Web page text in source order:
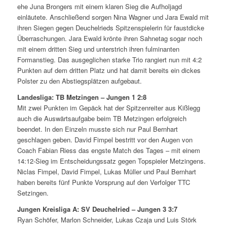
ehe Juna Brongers mit einem klaren Sieg die Aufholjagd
einläutete. Anschließend sorgen Nina Wagner und Jara Ewald mit
ihren Siegen gegen Deuchelrieds Spitzenspielerin für faustdicke
Überraschungen. Jara Ewald krönte ihren Sahnetag sogar noch
mit einem dritten Sieg und unterstrich ihren fulminanten
Formanstieg. Das ausgeglichen starke Trio rangiert nun mit 4:2
Punkten auf dem dritten Platz und hat damit bereits ein dickes
Polster zu den Abstiegsplätzen aufgebaut.
Landesliga: TB Metzingen – Jungen 1 2:8
Mit zwei Punkten im Gepäck hat der Spitzenreiter aus Kißlegg
auch die Auswärtsaufgabe beim TB Metzingen erfolgreich
beendet. In den Einzeln musste sich nur Paul Bernhart
geschlagen geben. David Fimpel bestritt vor den Augen von
Coach Fabian Riess das engste Match des Tages – mit einem
14:12-Sieg im Entscheidungssatz gegen Topspieler Metzingens.
Niclas Fimpel, David Fimpel, Lukas Müller und Paul Bernhart
haben bereits fünf Punkte Vorsprung auf den Verfolger TTC
Setzingen.
Jungen Kreisliga A: SV Deuchelried – Jungen 3 3:7
Ryan Schöfer, Marlon Schneider, Lukas Czaja und Luis Störk